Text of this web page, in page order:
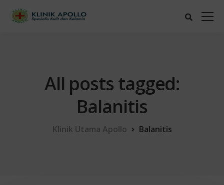
All posts tagged:
Balanitis
Klinik Utama Apollo Balanitis